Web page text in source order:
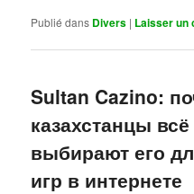
Publié dans Divers | Laisser un
Sultan Cazino:
казахстанцы
выбирают его
игр в интернете